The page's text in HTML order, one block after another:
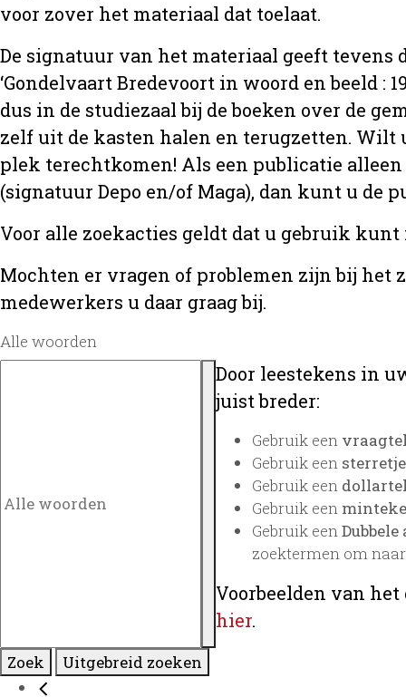
voor zover het materiaal dat toelaat.
De signatuur van het materiaal geeft tevens
‘Gondelvaart Bredevoort in woord en beeld :
dus in de studiezaal bij de boeken over de
zelf uit de kasten halen en terugzetten. Wilt
plek terechtkomen! Als een publicatie
(signatuur Depo en/of Maga), dan kunt u de
Voor alle zoekacties geldt dat u gebruik
Mochten er vragen of problemen zijn bij het
medewerkers u daar graag bij.
Alle woorden
Door leestekens in
juist breder:
Gebruik een
Gebruik een
Gebruik een
Gebruik een
Gebruik een
zoektermen om
Voorbeelden van
hier.
Zoek Uitgebreid zoeken